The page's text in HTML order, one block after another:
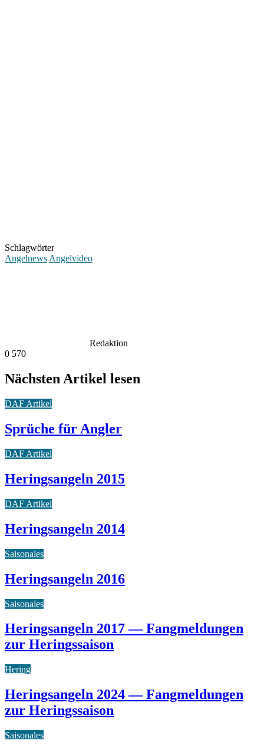
Schlagwörter
AngelnewsAngelvideo
Redaktion
0 570
Nächsten Artikel lesen
DAF Artikel
Sprüche für Angler
DAF Artikel
Heringsangeln 2015
DAF Artikel
Heringsangeln 2014
Saisonales
Heringsangeln 2016
Saisonales
Heringsangeln 2017 — Fangmeldungen
zur Heringssaison
Hering
Heringsangeln 2024 — Fangmeldungen
zur Heringssaison
Saisonales